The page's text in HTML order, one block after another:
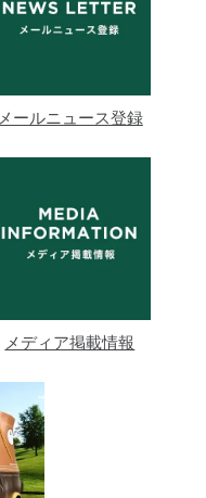
メールニュース登録
メディア掲載情報